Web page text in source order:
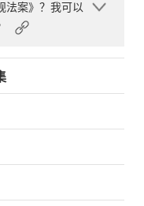
法案》？我可以